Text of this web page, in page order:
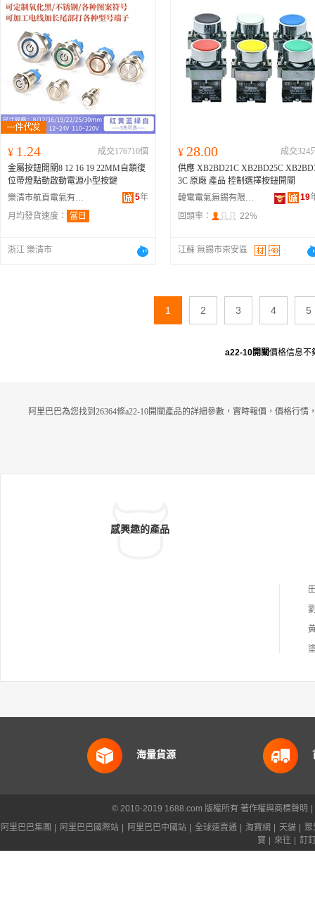
¥ 1.24
成交176710個
金屬按鈕開關8 12 16 19 22MM自鎖復
位帶燈點動啟動電源小型按鍵
樂清市航頁電氣有限公司
5年
月均發貨速度：
當日
浙江 樂清市
¥ 28.00
成交324
供應 XB2BD21C XB2BD25C
3C 原廠 產品 控制選擇按鈕開關
韓電電氣無錫有限公司
19
回頭率：
22%
江蘇 無錫市崇安區
1 2 3 4 5
a22-10開關價格信息不
阿里巴巴為您找到26364條a22-10開關產品的詳細參數，實時報價，價格行情
感興趣的產品
海量貨源
© 2010-2019 1688.com 版權所有 著作權與商標聲明
阿里巴巴集團
阿里巴巴國際站 阿里巴巴中國站 全球速賣通 淘寶網 天貓
聚
寶
來往 釘